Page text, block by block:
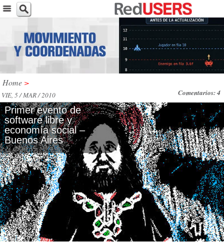
Home >
Comentarios: 4
VIE, 5 / MAR / 2010
Primer evento de
software libre y
economía social –
Buenos Aires